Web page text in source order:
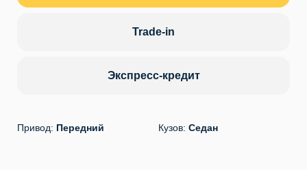
Trade-in
Экспресс-кредит
Привод: Передний Кузов: Седан